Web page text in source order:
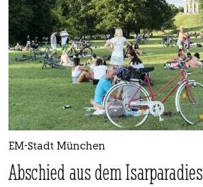
EM-Stadt München
Abschied aus dem Isarparadies